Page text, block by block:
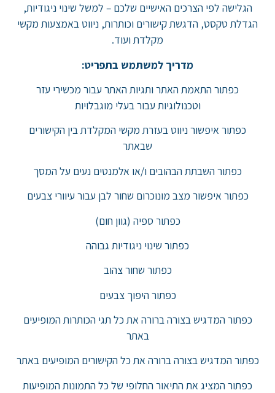
הגלישה לפי הצרכים האישיים שלכם – למשל שינוי ניגודיות,
הגדלת טקסט, הדגשת קישורים וכותרות, ניווט באמצעות מקשי
מקלדת ועוד.
מדריך למשתמש בתפריט:
כפתור התאמת האתר ותגיות האתר עבור מכשירי עזר
וטכנולוגיות עבור בעלי מוגבלויות
כפתור איפשור ניווט בעזרת מקשי המקלדת בין הקישורים
שבאתר
כפתור השבתת הבהובים ו/או אלמנטים נעים על המסך
כפתור איפשור מצב מונוכרום שחור לבן עבור עיוורי צבעים
כפתור ספיה (גוון חום)
כפתור שינוי ניגודיות גבוהה
כפתור שחור צהוב
כפתור היפוך צבעים
כפתור המדגיש בצורה ברורה את כל תגי הכותרות המופיעים
באתר
כפתור המדגיש בצורה ברורה את כל הקישורים המופיעים באתר
כפתור המציג את התיאור החלופי של כל התמונות המופיעות